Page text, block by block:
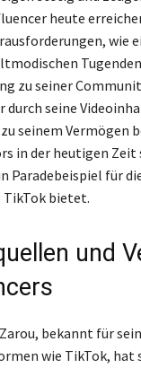
heute
wie
zu seiner
durch seine
seinem Vermögen
in der heutigen Zeit
Paradebeispiel für
bietet.
und
bekannt für
wie TikTok, hat